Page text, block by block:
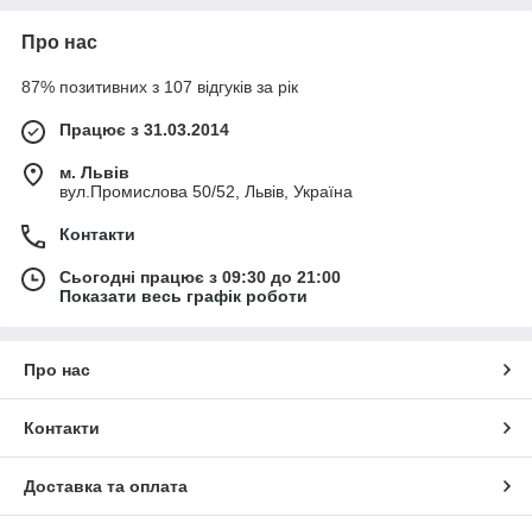
Про нас
87% позитивних з 107 відгуків за рік
Працює з 31.03.2014
м. Львів
вул.Промислова 50/52, Львів, Україна
Контакти
Сьогодні працює з 09:30 до 21:00
Показати весь графік роботи
Про нас
Контакти
Доставка та оплата